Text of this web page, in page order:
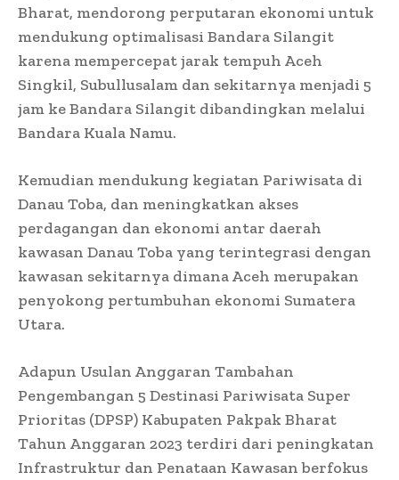
Bharat, mendorong perputaran ekonomi untuk
mendukung optimalisasi Bandara Silangit
karena mempercepat jarak tempuh Aceh
Singkil, Subullusalam dan sekitarnya menjadi 5
jam ke Bandara Silangit dibandingkan melalui
Bandara Kuala Namu.
Kemudian mendukung kegiatan Pariwisata di
Danau Toba, dan meningkatkan akses
perdagangan dan ekonomi antar daerah
kawasan Danau Toba yang terintegrasi dengan
kawasan sekitarnya dimana Aceh merupakan
penyokong pertumbuhan ekonomi Sumatera
Utara.
Adapun Usulan Anggaran Tambahan
Pengembangan 5 Destinasi Pariwisata Super
Prioritas (DPSP) Kabupaten Pakpak Bharat
Tahun Anggaran 2023 terdiri dari peningkatan
Infrastruktur dan Penataan Kawasan berfokus